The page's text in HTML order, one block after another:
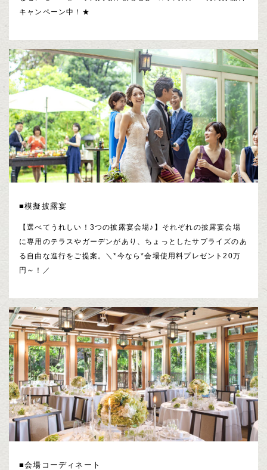
キャンペーン中！★
■模擬披露宴
【選べてうれしい！3つの披露宴会場♪】それぞれの披露宴会場
に専用のテラスやガーデンがあり、ちょっとしたサプライズのあ
る自由な進行をご提案。＼*今なら*会場使用料プレゼント20万
円～！／
■会場コーディネート